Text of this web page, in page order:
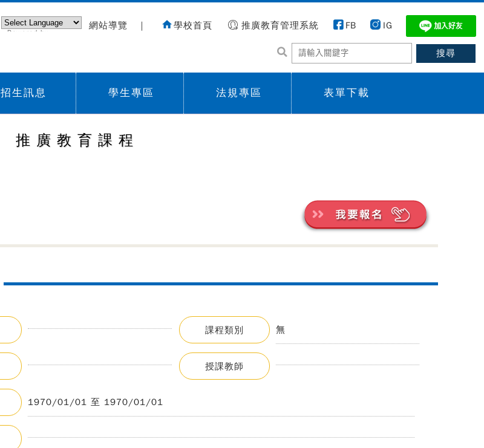
Powered by
網站導覽 ｜ 學校首頁 推廣教育管理系統 FB IG
招生訊息 學生專區 法規專區 表單下載
推廣教育課程
課程類別 無
授課教師
1970/01/01 至 1970/01/01